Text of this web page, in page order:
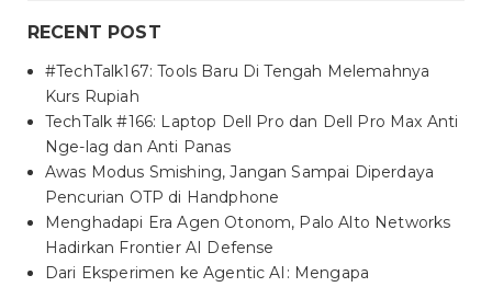
RECENT POST
#TechTalk167: Tools Baru Di Tengah Melemahnya
Kurs Rupiah
TechTalk #166: Laptop Dell Pro dan Dell Pro Max Anti
Nge-lag dan Anti Panas
Awas Modus Smishing, Jangan Sampai Diperdaya
Pencurian OTP di Handphone
Menghadapi Era Agen Otonom, Palo Alto Networks
Hadirkan Frontier AI Defense
Dari Eksperimen ke Agentic AI: Mengapa